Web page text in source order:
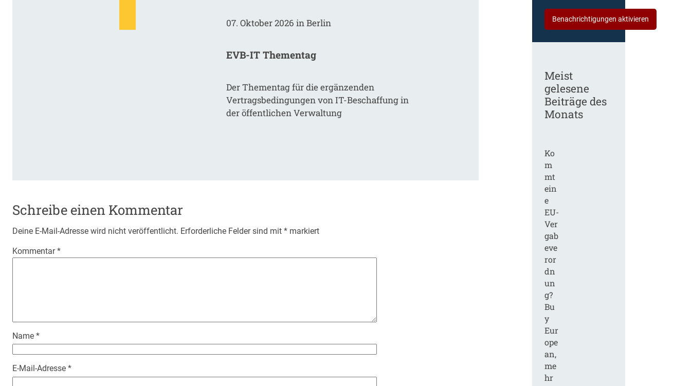
07. Oktober 2026 in Berlin
EVB-IT Thementag
Der Thementag für die ergänzenden
Vertragsbedingungen von IT-Beschaffung in
der öffentlichen Verwaltung
Schreibe einen Kommentar
Deine E-Mail-Adresse wird nicht veröffentlicht. Erforderliche Felder sind mit * markiert
Kommentar*
Name *
E-Mail-Adresse *
Benachrichtigungen aktivieren
Meist
gelesene
Beiträge des
Monats
Ko
m
mt
ein
e
EU-
Ver
gab
eve
ror
dn
un
g?
Bu
y
Eur
ope
an,
me
hr